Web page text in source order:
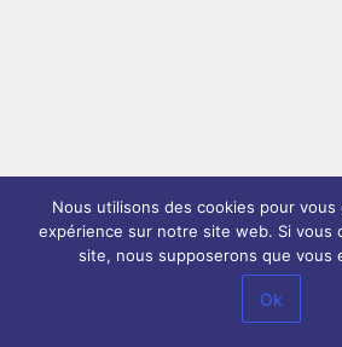
Nous utilisons des cookies pour vous
expérience sur notre site web. Si vous
site, nous supposerons que vous
Ok